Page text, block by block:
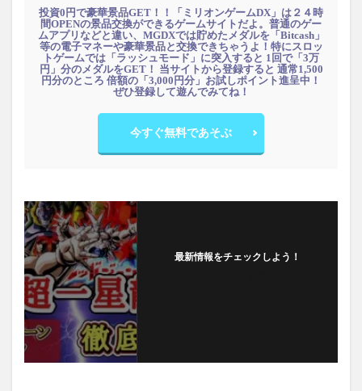
投資0円で豪華景品GET！！「ミリオンゲームDX」は２４時
間OPENの景品交換ができるゲームサイトだよ。普通のゲー
ムアプリなどと違い、MGDXでは貯めたメダルを「Bitcash」
等の電子マネーや豪華景品と交換できちゃうよ！特にスロッ
トゲームでは「ラッシュモード」に突入すると 1回で「3万
円」分のメダルをGET！ 当サイトから登録すると 通常1,500
円分のところ 倍額の「3,000円分」お試しポイント進呈中！
ぜひ登録して遊んでみてね！
今すぐ無料であそぶ
最新情報をチェックしよう！